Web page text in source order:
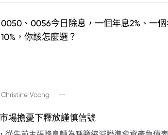
0050、0056今日除息，一個年息2%、一
10%，你該怎麼選？
Christine Voong --
場擔憂下釋放謹慎信號